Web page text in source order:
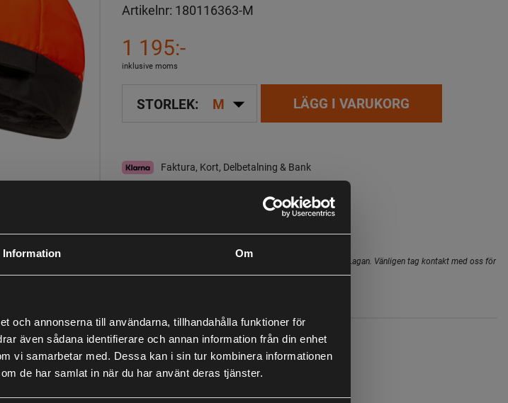
Information Om
och annonserna till användarna, tillhandahålla funktioner för
även sådana identifierare och annan information från din enhet
vi samarbetar med. Dessa kan i sin tur kombinera informationen
de har samlat in när du har använt deras tjänster.
Artikelnr: 180116363-M
1 195:-
inklusive moms
STORLEK: M arrow_drop_down LÄGG I VARUKORG
Faktura, Kort, Delbetalning & Bank
Observera att webshopens lager inte alltid gäller för butiken i Lagan. Vänligen tag kontakt med oss för
aktuell lagerstatus i butik
- Vändbar kulle med signalfärg
- Extremt slitstark keps
- Komfortfoder
- Lätt isolerad